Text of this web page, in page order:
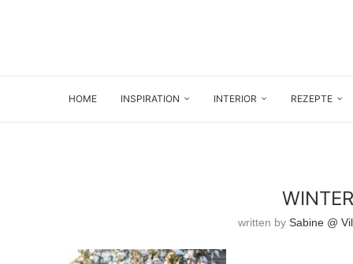
HOME INSPIRATION INTERIOR REZEPTE
written by Sabine @